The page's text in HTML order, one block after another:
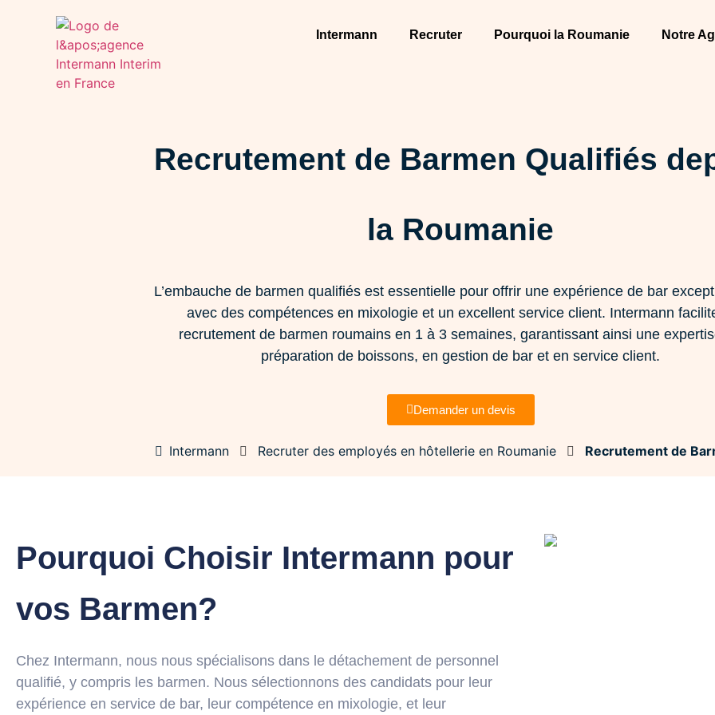
Intermann Recruter Pourquoi la Roumanie Notre
Recrutement de Barmen Qualifiés
la Roumanie
L’embauche de barmen qualifiés est essentielle pour offrir une expérience de bar
avec des compétences en mixologie et un excellent service client. Intermann
recrutement de barmen roumains en 1 à 3 semaines, garantissant ainsi une
préparation de boissons, en gestion de bar et en service client.
Demander un devis
Intermann Recruter des employés en hôtellerie en Roumanie Recrutement de
Pourquoi Choisir Intermann pour
vos Barmen?
Chez Intermann, nous nous spécialisons dans le détachement de personnel
qualifié, y compris les barmen. Nous sélectionnons des candidats pour leur
expérience en service de bar, leur compétence en mixologie, et leur